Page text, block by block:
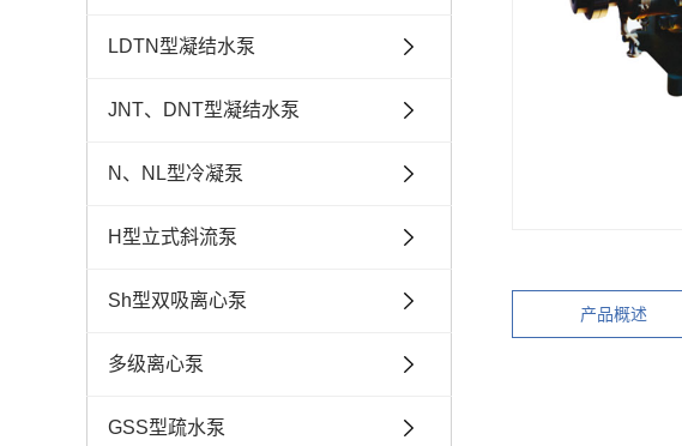
LDTN型凝结水泵
JNT、DNT型凝结水泵
N、NL型冷凝泵
H型立式斜流泵
Sh型双吸离心泵
多级离心泵
GSS型疏水泵
产品概述